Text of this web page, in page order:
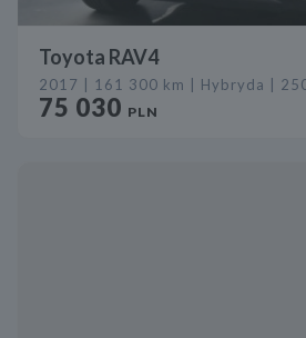
Toyota RAV4
2017 | 161 300 km | Hybryda |
75 030 PLN